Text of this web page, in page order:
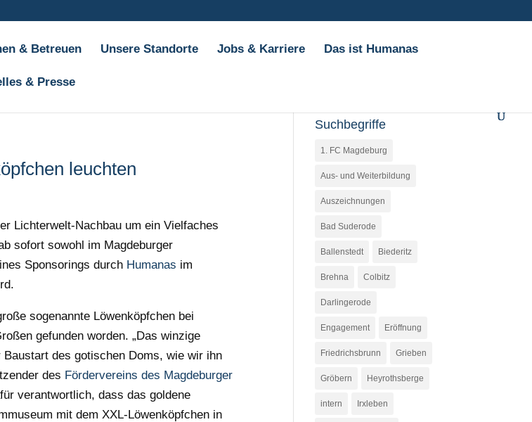
& Betreuen Unsere Standorte Jobs & Karriere Das ist Humanas
& Presse
leuchten
Lichterwelt-Nachbau um ein Vielfaches
sofort sowohl im Magdeburger
Sponsorings durch Humanas im
sogenannte Löwenköpfchen bei
gefunden worden. „Das winzige
des gotischen Doms, wie wir ihn
des Fördervereins des Magdeburger
verantwortlich, dass das goldene
mit dem XXL-Löwenköpfchen in
Suchbegriffe
1. FC Magdeburg
Aus- und Weiterbildung
Auszeichnungen
Bad Suderode
Ballenstedt Biederitz
Brehna Colbitz
Darlingerode
Engagement Eröffnung
Friedrichsbrunn Grieben
Gröbern Heyrothsberge
intern Irxleben